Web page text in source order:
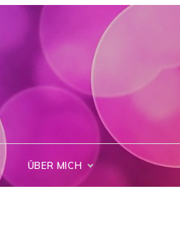
ÜBER MICH